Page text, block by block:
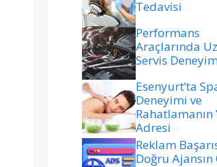
Tedavisi
Performans
Araçlarında
Servis
Esenyurt’ta
Deneyimi ve
Rahatlamanın
Adresi
Reklam
Doğru